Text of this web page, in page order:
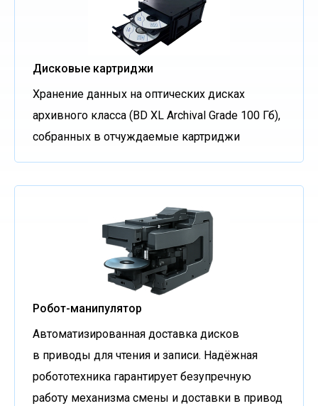
Дисковые картриджи
Хранение данных на оптических дисках
архивного класса (BD XL Archival Grade 100 Гб),
собранных в отчуждаемые картриджи
Робот-манипулятор
Автоматизированная доставка дисков
в приводы для чтения и записи. Надёжная
робототехника гарантирует безупречную
работу механизма смены и доставки в привод